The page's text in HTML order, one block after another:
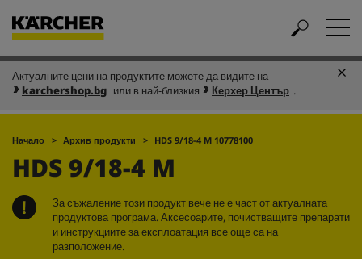
Актуалните цени на продуктите можете да видите на
karchershop.bg или в най-близкия Керхер Център .
Начало Архив продукти HDS 9/18-4 M 10778100
HDS 9/18-4 M
За съжаление този продукт вече не е част от актуалната
продуктова програма. Аксесоарите, почистващите препарати
и инструкциите за експлоатация все още са на
разположение.